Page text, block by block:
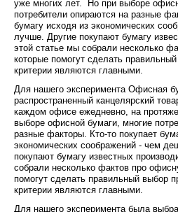
уже многих лет. Но при выборе
потребители опираются на разные
бумагу исходя из экономических
лучше. Другие покупают бумагу
этой статье мы собрали несколько
которые помогут сделать
критерии являются главными.
Для нашего эксперимента Офисная
распространенный канцелярский
каждом офисе ежедневно, на
выборе офисной бумаги, многие
разные факторы. Кто-то покупает
экономических соображений - чем
покупают бумагу известных
собрали несколько фактов про
помогут сделать правильный выбор
критерии являются главными.
Для нашего эксперимента была